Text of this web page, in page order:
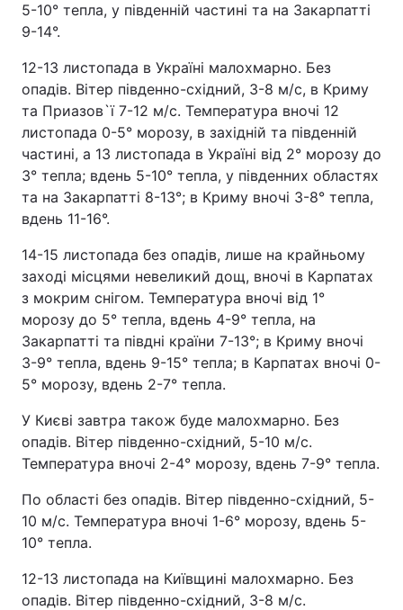
5-10° тепла, у південній частині та на Закарпатті
9-14°.
12-13 листопада в Україні малохмарно. Без
опадів. Вітер південно-східний, 3-8 м/с, в Криму
та Приазов`ї 7-12 м/с. Температура вночі 12
листопада 0-5° морозу, в західній та південній
частині, а 13 листопада в Україні від 2° морозу до
3° тепла; вдень 5-10° тепла, у південних областях
та на Закарпатті 8-13°; в Криму вночі 3-8° тепла,
вдень 11-16°.
14-15 листопада без опадів, лише на крайньому
заході місцями невеликий дощ, вночі в Карпатах
з мокрим снігом. Температура вночі від 1°
морозу до 5° тепла, вдень 4-9° тепла, на
Закарпатті та півдні країни 7-13°; в Криму вночі
3-9° тепла, вдень 9-15° тепла; в Карпатах вночі 0-
5° морозу, вдень 2-7° тепла.
У Києві завтра також буде малохмарно. Без
опадів. Вітер південно-східний, 5-10 м/с.
Температура вночі 2-4° морозу, вдень 7-9° тепла.
По області без опадів. Вітер південно-східний, 5-
10 м/с. Температура вночі 1-6° морозу, вдень 5-
10° тепла.
12-13 листопада на Київщині малохмарно. Без
опадів. Вітер південно-східний, 3-8 м/с.